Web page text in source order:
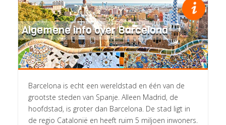
Algemene info over Barcelona
Barcelona is echt een wereldstad en één van de
grootste steden van Spanje. Alleen Madrid, de
hoofdstad, is groter dan Barcelona. De stad ligt in
de regio Catalonië en heeft ruim 5 miljoen inwoners.